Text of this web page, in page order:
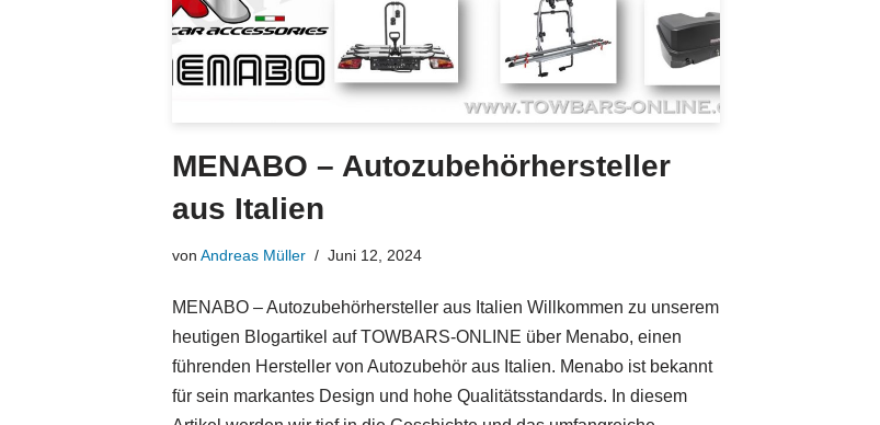
MENABO – Autozubehörhersteller
aus Italien
von Andreas Müller Juni 12, 2024
MENABO – Autozubehörhersteller aus Italien Willkommen zu unserem
heutigen Blogartikel auf TOWBARS-ONLINE über Menabo, einen
führenden Hersteller von Autozubehör aus Italien. Menabo ist bekannt
für sein markantes Design und hohe Qualitätsstandards. In diesem